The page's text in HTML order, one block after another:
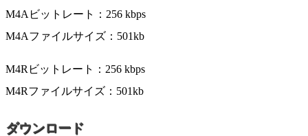
M4Aビットレート：256 kbps
M4Aファイルサイズ：501kb
M4Rビットレート：256 kbps
M4Rファイルサイズ：501kb
ダウンロード